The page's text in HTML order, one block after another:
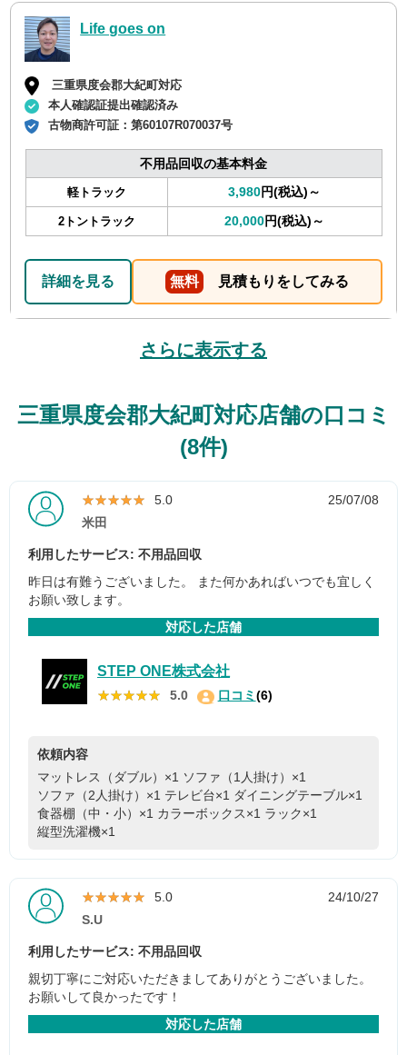
Life goes on
三重県度会郡大紀町対応
本人確認証提出確認済み
古物商許可証：第60107R070037号
不用品回収の基本料金
軽トラック 3,980円(税込)～
2トントラック 20,000円(税込)～
詳細を見る 無料 見積もりをしてみる
さらに表示する
三重県度会郡大紀町対応店舗の口コミ
(8件)
★★★★★
★★★★★ 5.0
25/07/08
米田
利用したサービス: 不用品回収
昨日は有難うございました。 また何かあればいつでも宜しく
お願い致します。
対応した店舗
STEP ONE株式会社
★★★★★
★★★★★ 5.0 口コミ(6)
依頼内容
マットレス（ダブル）×1 ソファ（1人掛け）×1
ソファ（2人掛け）×1 テレビ台×1 ダイニングテーブル×1
食器棚（中・小）×1 カラーボックス×1 ラック×1
縦型洗濯機×1
★★★★★
★★★★★ 5.0
24/10/27
S.U
利用したサービス: 不用品回収
親切丁寧にご対応いただきましてありがとうございました。
お願いして良かったです！
対応した店舗